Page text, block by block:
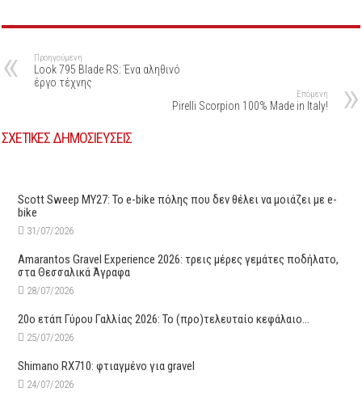
Προηγούμενη
Look 795 Blade RS: Ένα αληθινό
έργο τέχνης
Επόμενη
Pirelli Scorpion 100% Made in Italy!
ΣΧΕΤΙΚΕΣ ΔΗΜΟΣΙΕΥΣΕΙΣ
Scott Sweep MY27: Το e-bike πόλης που δεν θέλει να μοιάζει με e-
bike
31/07/2026
Amarantos Gravel Experience 2026: τρεις μέρες γεμάτες ποδήλατο,
στα Θεσσαλικά Άγραφα
28/07/2026
20ο ετάπ Γύρου Γαλλίας 2026: Το (προ)τελευταίο κεφάλαιο…
25/07/2026
Shimano RX710: φτιαγμένο για gravel
24/07/2026